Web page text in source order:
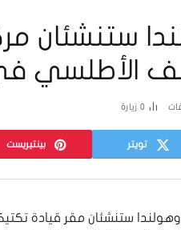
ستنشئان
الأطلسي
0 زيارة
تويتر بينتيريست
وهولندا ستنشئان مقر قيادة